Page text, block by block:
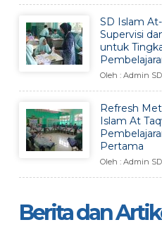
SD Islam
Supervisi
untuk
Oleh : Admin
Refresh
Islam At
Pertama
Oleh : Admin
Berita dan